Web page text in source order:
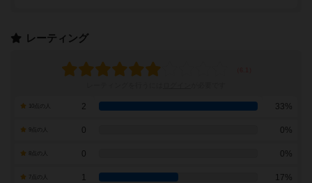
レーティング
2 33%
9点の人 0 0%
0 0%
7点の人 1 17%